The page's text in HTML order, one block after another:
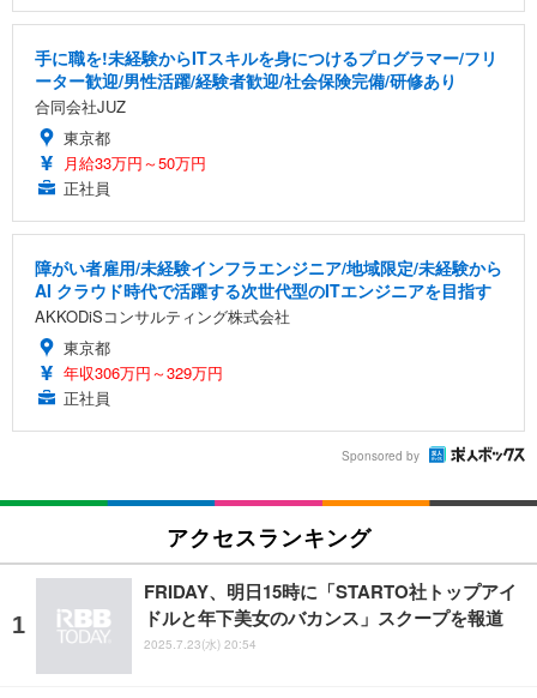
手に職を!未経験からITスキルを身につけるプログラマー/フリ
ーター歓迎/男性活躍/経験者歓迎/社会保険完備/研修あり
合同会社JUZ
東京都
月給33万円～50万円
正社員
障がい者雇用/未経験インフラエンジニア/地域限定/未経験から
AI クラウド時代で活躍する次世代型のITエンジニアを目指す
AKKODiSコンサルティング株式会社
東京都
年収306万円～329万円
正社員
Sponsored by
アクセスランキング
FRIDAY、明日15時に「STARTO社トップアイ
ドルと年下美女のバカンス」スクープを報道
2025.7.23(水) 20:54